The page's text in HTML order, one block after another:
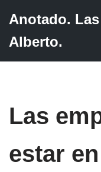
Saltar
Anotado.
Alberto.
Las
estar